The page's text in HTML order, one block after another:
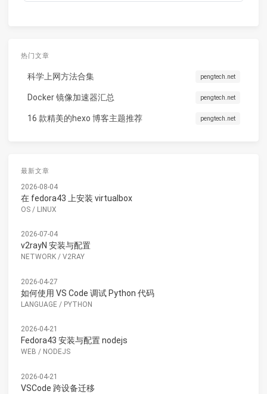
热门文章
科学上网方法合集 pengtech.net
Docker 镜像加速器汇总 pengtech.net
16 款精美的hexo 博客主题推荐 pengtech.net
最新文章
2026-08-04
在 fedora43 上安装 virtualbox
OS / LINUX
2026-07-04
v2rayN 安装与配置
NETWORK / V2RAY
2026-04-27
如何使用 VS Code 调试 Python 代码
LANGUAGE / PYTHON
2026-04-21
Fedora43 安装与配置 nodejs
WEB / NODEJS
2026-04-21
VSCode 跨设备迁移